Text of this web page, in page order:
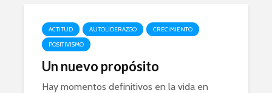
ACTITUD AUTOLIDERAZGO
CRECIMIENTO
POSITIVISMO
Un nuevo propósito
Hay momentos definitivos en la vida en